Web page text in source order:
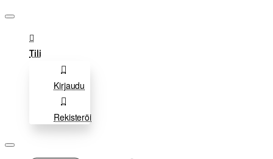
Tili
Kirjaudu
Rekisteröi